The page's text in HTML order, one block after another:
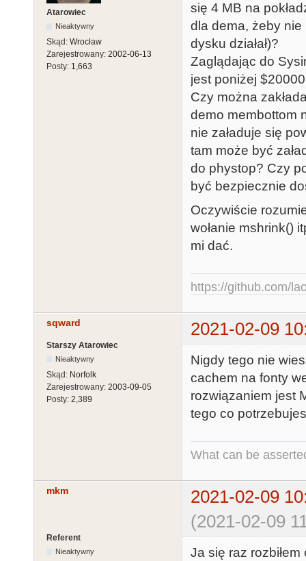
Atarowiec
Nieaktywny
Skąd: Wrocław
Zarejestrowany: 2002-06-13
Posty: 1,663
się 4 MB na
dla dema, żeby
dysku działał)?
Zaglądając do
jest poniżej
Czy można
demo membottom
nie załaduje się
tam może być
do phystop? Czy
być bezpiecznie
Oczywiście
wołanie mshrink()
mi dać.
https://github.com/
sqward 2021-02-09
Starszy Atarowiec
Nieaktywny
Skąd: Norfolk
Zarejestrowany: 2003-09-05
Posty: 2,389
Nigdy tego nie
cachem na fonty
rozwiązaniem jest
tego co
What can be
mkm
2021-02-09
(2021-02-09
Referent
Nieaktywny
Ja się raz